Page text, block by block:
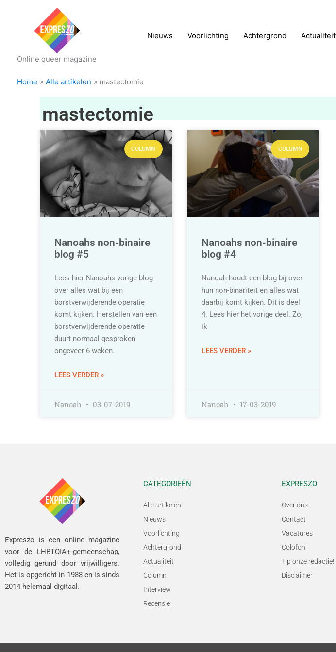
Online queer magazine
Nieuws Voorlichting Achtergrond Actualiteit
Home Alle artikelen mastectomie
mastectomie
COLUMN
Nanoahs non-binaire
blog #5
Lees hier Nanoahs vorige blog
over alles wat bij een
borstverwijderende operatie
komt kijken. Herstellen van een
borstverwijderende operatie
duurt normaal gesproken
ongeveer 6 weken.
LEES VERDER »
Nanoah 03-07-2019
COLUMN
Nanoahs non-binaire
blog #4
Nanoah houdt een blog bij over
hun non-binariteit en alles wat
daarbij komt kijken. Dit is deel
4. Lees hier het vorige deel. Zo,
ik
LEES VERDER »
Nanoah 17-03-2019
Expreszo is een online magazine
voor de LHBTQIA+-gemeenschap,
volledig gerund door vrijwilligers.
Het is opgericht in 1988 en is sinds
2014 helemaal digitaal.
CATEGORIEËN
Alle artikelen
Nieuws
Voorlichting
Achtergrond
Actualiteit
Column
Interview
Recensie
EXPRESZO
Over ons
Contact
Vacatures
Colofon
Tip onze redactie!
Disclaimer